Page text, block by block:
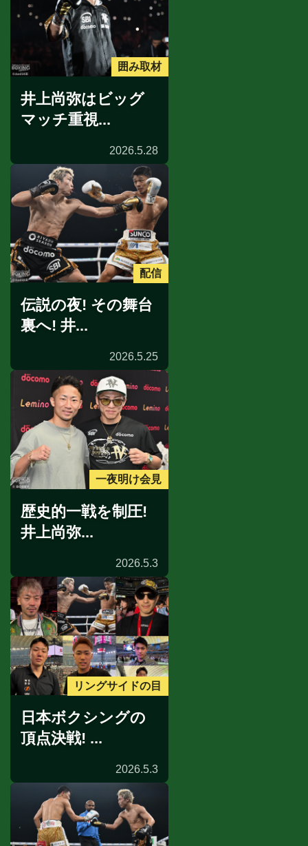
囲み取材
井上尚弥はビッグ
マッチ重視...
2026.5.28
配信
伝説の夜! その舞台
裏へ! 井...
2026.5.25
一夜明け会見
歴史的一戦を制圧!
井上尚弥...
2026.5.3
リングサイドの目
日本ボクシングの
頂点決戦! ...
2026.5.3